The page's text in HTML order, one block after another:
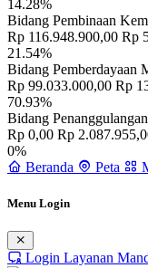
14.28%
Bidang Pembinaan
Rp 116.948.900,00 Rp
21.54%
Bidang Pemberdayaan
Rp 99.033.000,00 Rp
70.93%
Bidang
Rp 0,00 Rp
0%
Beranda
Peta
Menu Login
Login Layanan